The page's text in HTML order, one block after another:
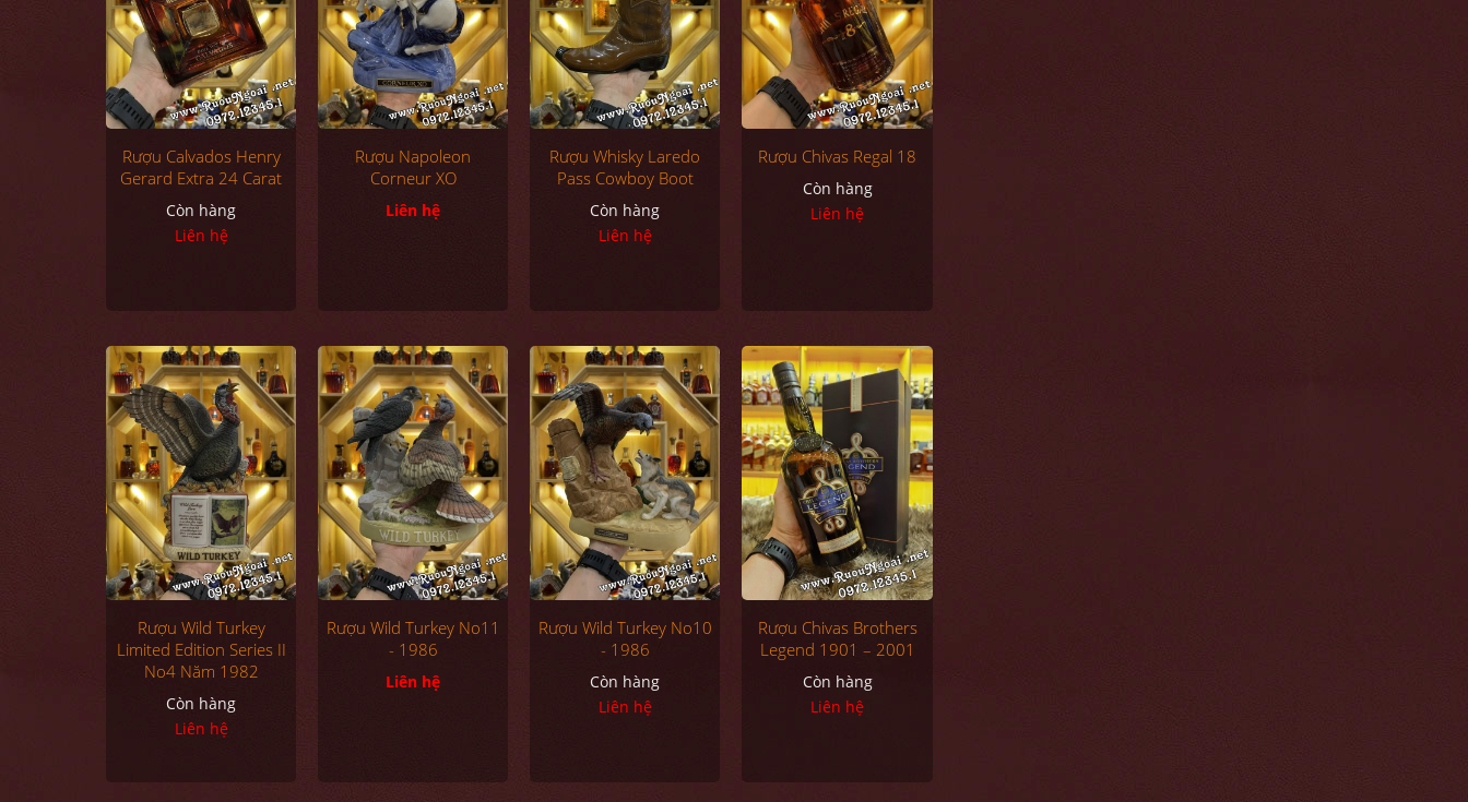
Rượu Calvados Henry
Gerard Extra 24 Carat
Còn hàng
Liên hệ
Rượu Napoleon
Corneur XO
Liên hệ
Rượu Whisky Laredo
Pass Cowboy Boot
Còn hàng
Liên hệ
Rượu Chivas Regal 18
Còn hàng
Liên hệ
Rượu Wild Turkey
Limited Edition Series II
No4 Năm 1982
Còn hàng
Liên hệ
Rượu Wild Turkey No11
- 1986
Liên hệ
Rượu Wild Turkey No10
- 1986
Còn hàng
Liên hệ
Rượu Chivas Brothers
Legend 1901 – 2001
Còn hàng
Liên hệ